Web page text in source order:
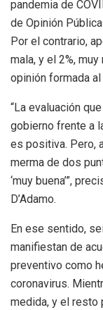
pandemia de
de Opinión
Por el contrario,
mala, y el 2%,
opinión formada
“La evaluación
gobierno frente a
es positiva. Pero,
merma de dos
‘muy buena’”,
D’Adamo.
En ese sentido,
manifiestan de
preventivo como
coronavirus.
medida, y el resto